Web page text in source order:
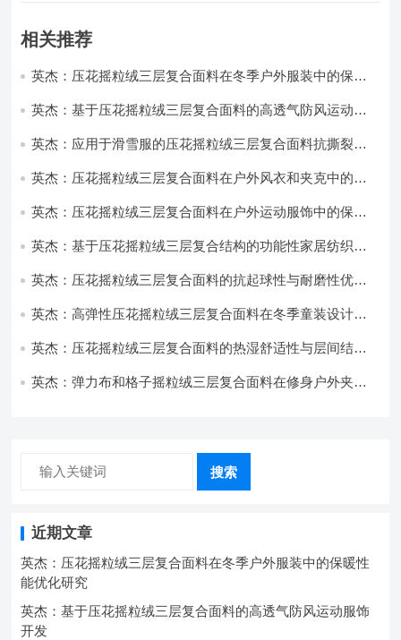
相关推荐
英杰：压花摇粒绒三层复合面料在冬季户外服装中的保暖
英杰：基于压花摇粒绒三层复合面料的高透气防风运动服
英杰：应用于滑雪服的压花摇粒绒三层复合面料抗撕裂与
英杰：压花摇粒绒三层复合面料在户外风衣和夹克中的应
英杰：压花摇粒绒三层复合面料在户外运动服饰中的保暖
英杰：基于压花摇粒绒三层复合结构的功能性家居纺织品
英杰：压花摇粒绒三层复合面料的抗起球性与耐磨性优化
英杰：高弹性压花摇粒绒三层复合面料在冬季童装设计中
英杰：压花摇粒绒三层复合面料的热湿舒适性与层间结合
英杰：弹力布和格子摇粒绒三层复合面料在修身户外夹克
搜索
近期文章
英杰：压花摇粒绒三层复合面料在冬季户外服装中的保暖性
能优化研究
英杰：基于压花摇粒绒三层复合面料的高透气防风运动服饰
开发